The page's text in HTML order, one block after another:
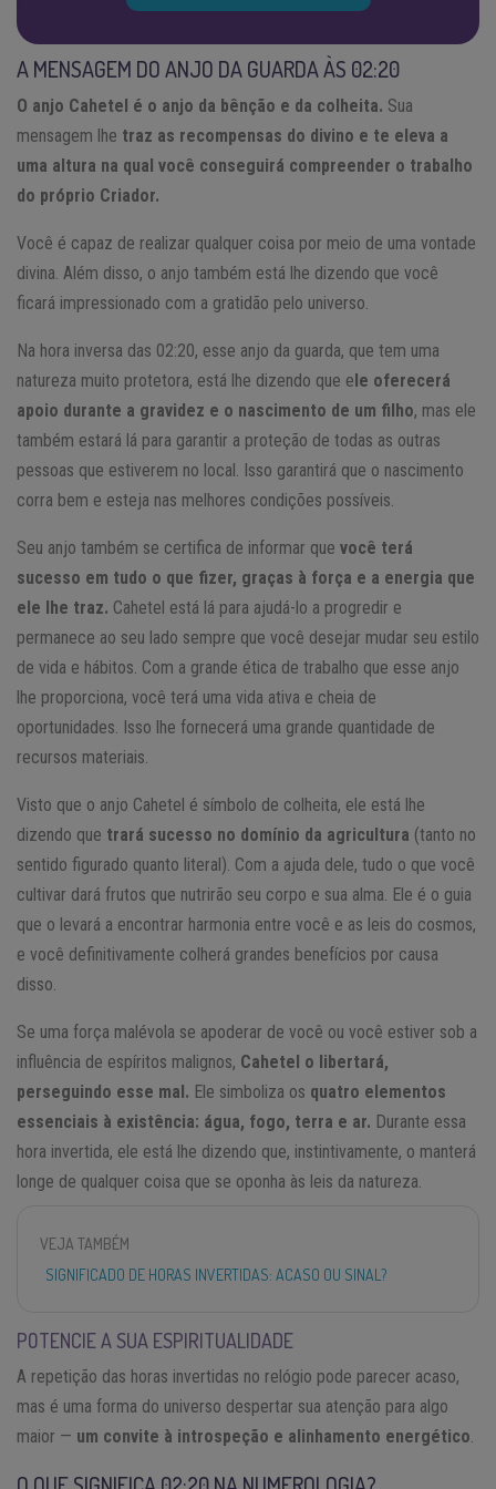
A MENSAGEM DO ANJO DA GUARDA ÀS 02:20
O anjo Cahetel é o anjo da bênção e da colheita. Sua
mensagem lhe traz as recompensas do divino e te eleva a
uma altura na qual você conseguirá compreender o trabalho
do próprio Criador.
Você é capaz de realizar qualquer coisa por meio de uma vontade
divina. Além disso, o anjo também está lhe dizendo que você
ficará impressionado com a gratidão pelo universo.
Na hora inversa das 02:20, esse anjo da guarda, que tem uma
natureza muito protetora, está lhe dizendo que ele oferecerá
apoio durante a gravidez e o nascimento de um filho, mas ele
também estará lá para garantir a proteção de todas as outras
pessoas que estiverem no local. Isso garantirá que o nascimento
corra bem e esteja nas melhores condições possíveis.
Seu anjo também se certifica de informar que você terá
sucesso em tudo o que fizer, graças à força e a energia que
ele lhe traz. Cahetel está lá para ajudá-lo a progredir e
permanece ao seu lado sempre que você desejar mudar seu estilo
de vida e hábitos. Com a grande ética de trabalho que esse anjo
lhe proporciona, você terá uma vida ativa e cheia de
oportunidades. Isso lhe fornecerá uma grande quantidade de
recursos materiais.
Visto que o anjo Cahetel é símbolo de colheita, ele está lhe
dizendo que trará sucesso no domínio da agricultura (tanto no
sentido figurado quanto literal). Com a ajuda dele, tudo o que você
cultivar dará frutos que nutrirão seu corpo e sua alma. Ele é o guia
que o levará a encontrar harmonia entre você e as leis do cosmos,
e você definitivamente colherá grandes benefícios por causa
disso.
Se uma força malévola se apoderar de você ou você estiver sob a
influência de espíritos malignos, Cahetel o libertará,
perseguindo esse mal. Ele simboliza os quatro elementos
essenciais à existência: água, fogo, terra e ar. Durante essa
hora invertida, ele está lhe dizendo que, instintivamente, o manterá
longe de qualquer coisa que se oponha às leis da natureza.
VEJA TAMBÉM
SIGNIFICADO DE HORAS INVERTIDAS: ACASO OU SINAL?
POTENCIE A SUA ESPIRITUALIDADE
A repetição das horas invertidas no relógio pode parecer acaso,
mas é uma forma do universo despertar sua atenção para algo
maior — um convite à introspeção e alinhamento energético.